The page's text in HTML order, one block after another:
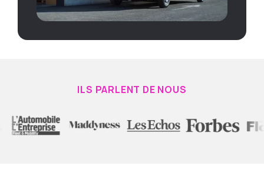
ILS PARLENT DE NOUS